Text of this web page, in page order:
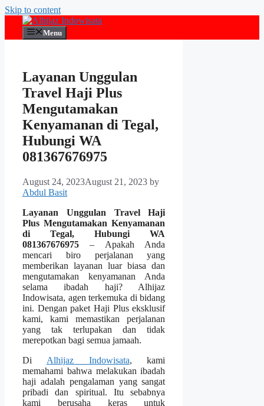
Skip to content
Menu
Layanan Unggulan
Travel Haji Plus
Mengutamakan
Kenyamanan di Tegal,
Hubungi WA
081367676975
August 24, 2023August 21, 2023 by
Abdul Basit
Layanan Unggulan Travel Haji
Plus Mengutamakan Kenyamanan
di Tegal, Hubungi WA
081367676975 – Apakah Anda
mencari biro perjalanan yang
memberikan layanan luar biasa dan
mengutamakan kenyamanan Anda
selama ibadah haji? Alhijaz
Indowisata, agen terkemuka di bidang
ini. Dengan paket Haji Plus eksklusif
kami, kami memastikan perjalanan
yang tak terlupakan dan tidak
merepotkan bagi semua jamaah.
Di Alhijaz Indowisata, kami
memahami bahwa melakukan ibadah
haji adalah pengalaman yang sangat
pribadi dan spiritual. Itu sebabnya
kami berusaha keras untuk